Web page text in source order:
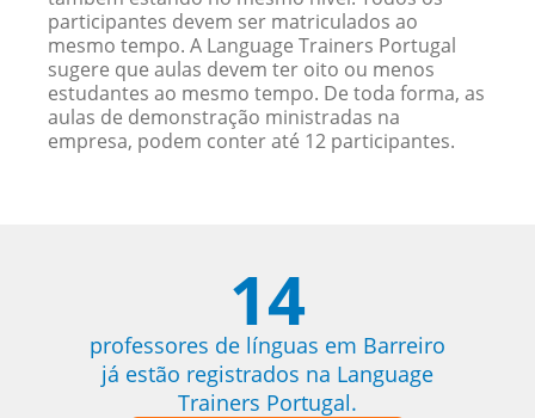
participantes devem ser matriculados ao
mesmo tempo. A Language Trainers Portugal
sugere que aulas devem ter oito ou menos
estudantes ao mesmo tempo. De toda forma, as
aulas de demonstração ministradas na
empresa, podem conter até 12 participantes.
14
professores de línguas em Barreiro
já estão registrados na Language
Trainers Portugal.